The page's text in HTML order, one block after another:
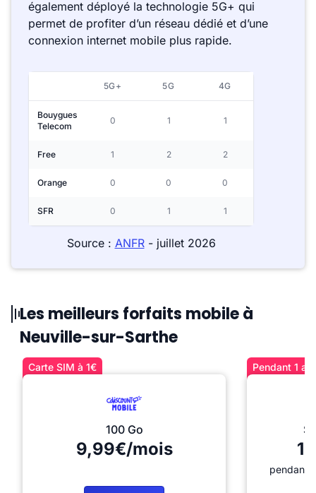
également déployé la technologie 5G+ qui
permet de profiter d’un réseau dédié et d’une
connexion internet mobile plus rapide.
5G+ 5G 4G
Bouygues
Telecom
0 1 1
Free 1 2 2
Orange 0 0 0
SFR 0 1 1
Source : ANFR- juillet 2026
Les meilleurs forfaits mobile à
Neuville-sur-Sarthe
Carte SIM à 1€
100 Go
9,99€/mois
Pendant 1
pendant